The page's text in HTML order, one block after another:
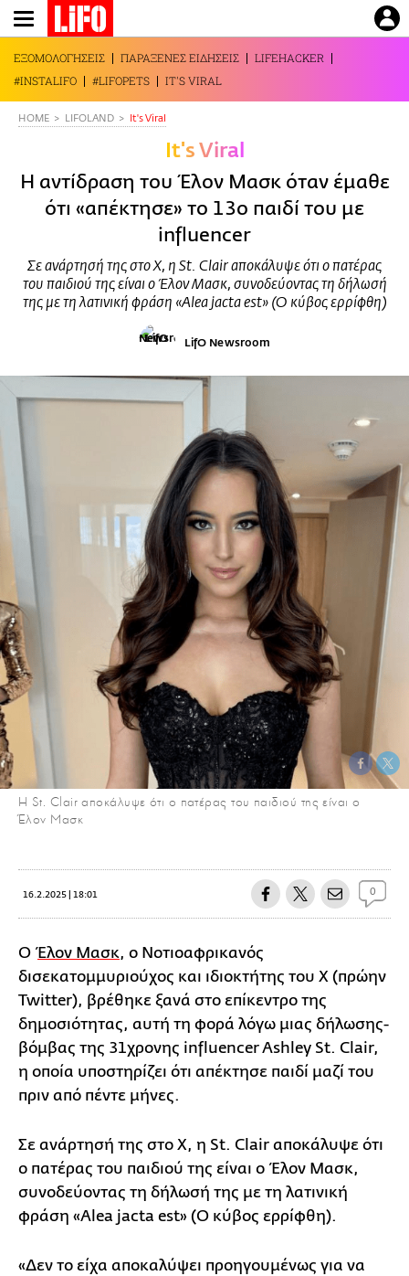
Παράκαμψη
προς
το
κυρίως
περιεχόμενο
ΕΞΟΜΟΛΟΓΗΣΕΙΣ ΠΑΡΑΞΕΝΕΣ ΕΙΔΗΣΕΙΣ
LIFEHACKER
#INSTALIFO
#LIFOPETS IT'S VIRAL
HOME LIFOLAND It's Viral
It's Viral
Η αντίδραση του Έλον Μασκ όταν έμαθε
ότι «απέκτησε» το 13ο παιδί του με
influencer
Σε ανάρτησή της στο X, η St. Clair αποκάλυψε ότι ο πατέρας
του παιδιού της είναι ο Έλον Μασκ, συνοδεύοντας τη δήλωσή
της με τη λατινική φράση «Alea jacta est» (Ο κύβος ερρίφθη)
LifO Newsroom
Η St. Clair αποκάλυψε ότι ο πατέρας του παιδιού της είναι ο
Έλον Μασκ
16.2.2025 | 18:01 0
ΟΈλον Μασκ, ο Νοτιοαφρικανός
δισεκατομμυριούχος και ιδιοκτήτης του X (πρώην
Twitter), βρέθηκε ξανά στο επίκεντρο της
δημοσιότητας, αυτή τη φορά λόγω μιας δήλωσης-
βόμβας της 31χρονης influencer Ashley St. Clair,
η οποία υποστηρίζει ότι απέκτησε παιδί μαζί του
πριν από πέντε μήνες.
Σε ανάρτησή της στο X, η St. Clair αποκάλυψε ότι
ο πατέρας του παιδιού της είναι ο Έλον Μασκ,
συνοδεύοντας τη δήλωσή της με τη λατινική
φράση «Alea jacta est» (Ο κύβος ερρίφθη).
«Δεν το είχα αποκαλύψει προηγουμένως για να